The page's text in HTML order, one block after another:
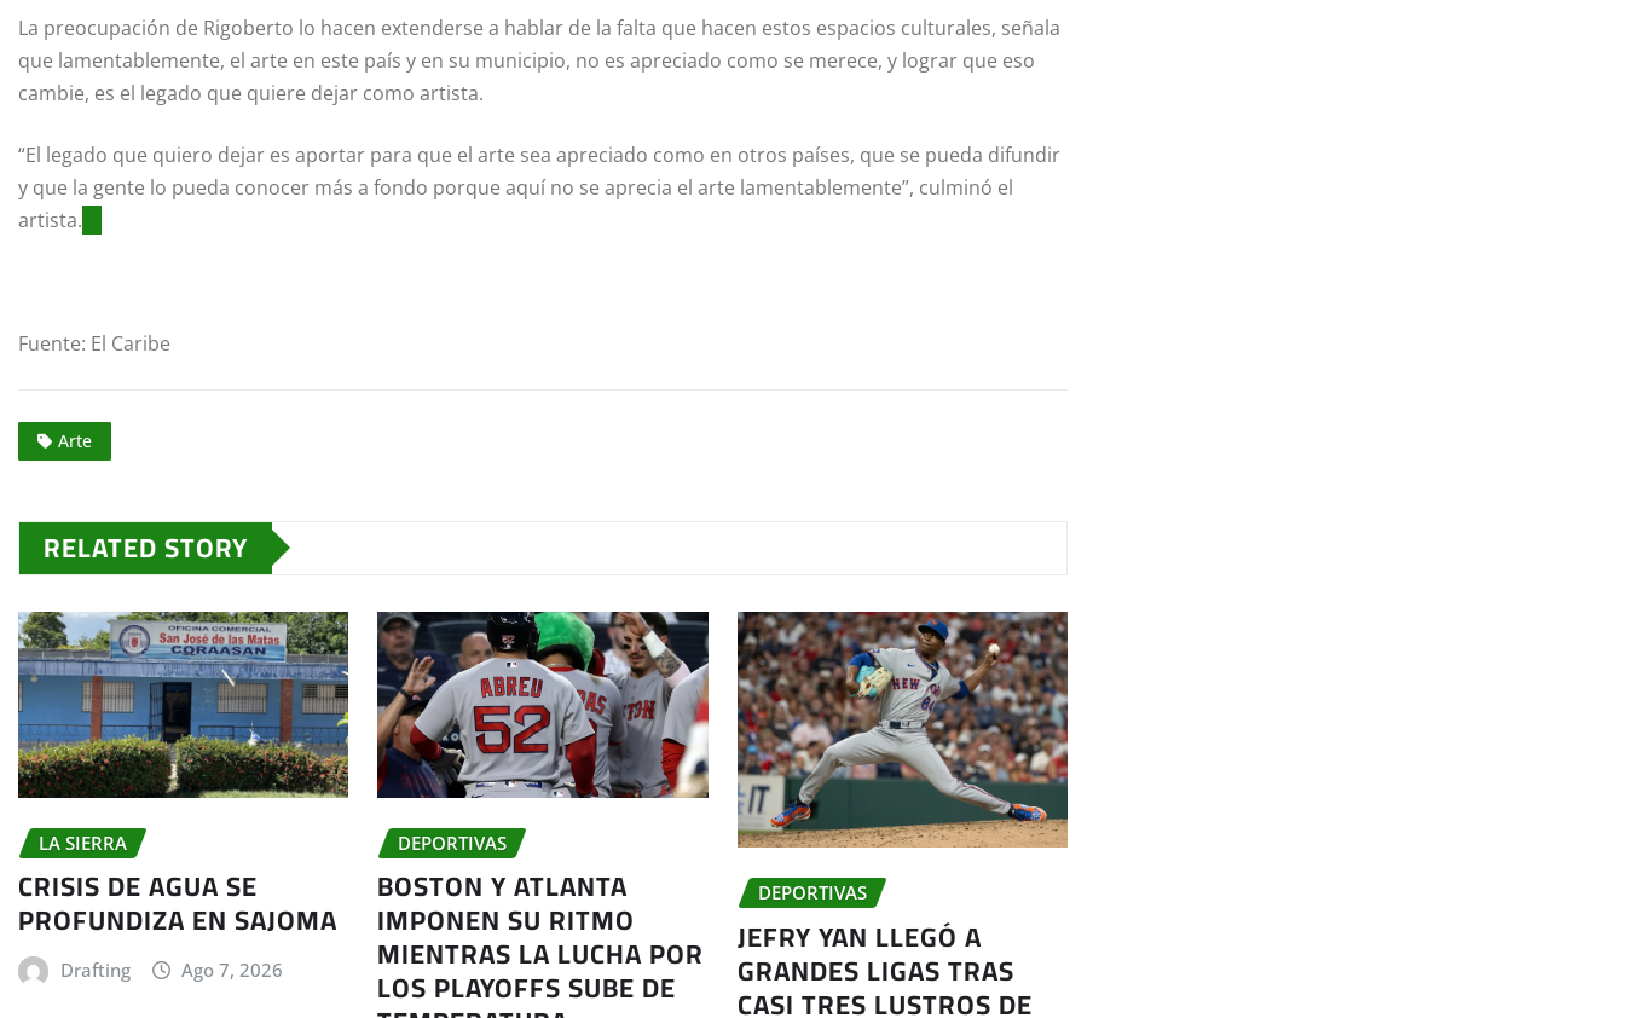
La preocupación de Rigoberto lo hacen extenderse a hablar de la falta que hacen estos espacios culturales, señala
que lamentablemente, el arte en este país y en su municipio, no es apreciado como se merece, y lograr que eso
cambie, es el legado que quiere dejar como artista.
“El legado que quiero dejar es aportar para que el arte sea apreciado como en otros países, que se pueda difundir
y que la gente lo pueda conocer más a fondo porque aquí no se aprecia el arte lamentablemente”, culminó el
artista.
Fuente: El Caribe
Arte
RELATED STORY
LA SIERRA
CRISIS DE AGUA SE
PROFUNDIZA EN SAJOMA
Drafting Ago 7, 2026
DEPORTIVAS
BOSTON Y ATLANTA
IMPONEN SU RITMO
MIENTRAS LA LUCHA POR
LOS PLAYOFFS SUBE DE
DEPORTIVAS
JEFRY YAN LLEGÓ A
GRANDES LIGAS TRAS
CASI TRES LUSTROS DE